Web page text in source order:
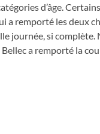
d’âge.
a remporté les deux
journée, si
a remporté la